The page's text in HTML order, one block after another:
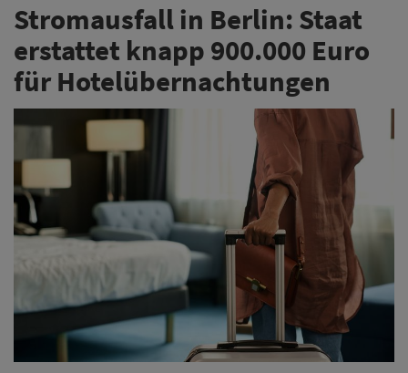
Stromausfall in Berlin: Staat
erstattet knapp 900.000 Euro
für Hotelübernachtungen